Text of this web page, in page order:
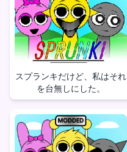
スプランキだけど、私はそれ
を台無しにした。